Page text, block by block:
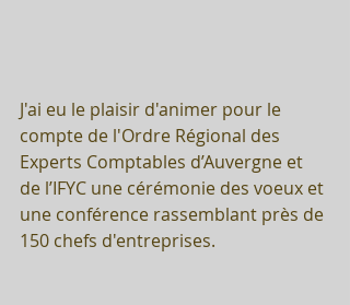
J'ai eu le plaisir d'animer pour le
compte de l'Ordre Régional des
Experts Comptables d’Auvergne et
de l’IFYC une cérémonie des voeux et
une conférence rassemblant près de
150 chefs d'entreprises.